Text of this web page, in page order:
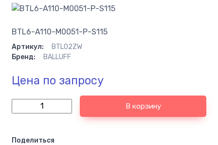
BTL6-A110-M0051-P-S115
Артикул:
BTL02ZW
Бренд:
BALLUFF
Цена по запросу
В корзину
Поделиться